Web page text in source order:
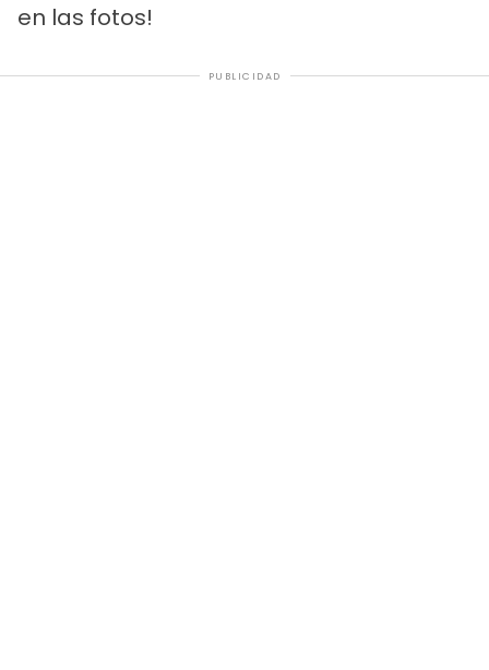
en las fotos!
PUBLICIDAD